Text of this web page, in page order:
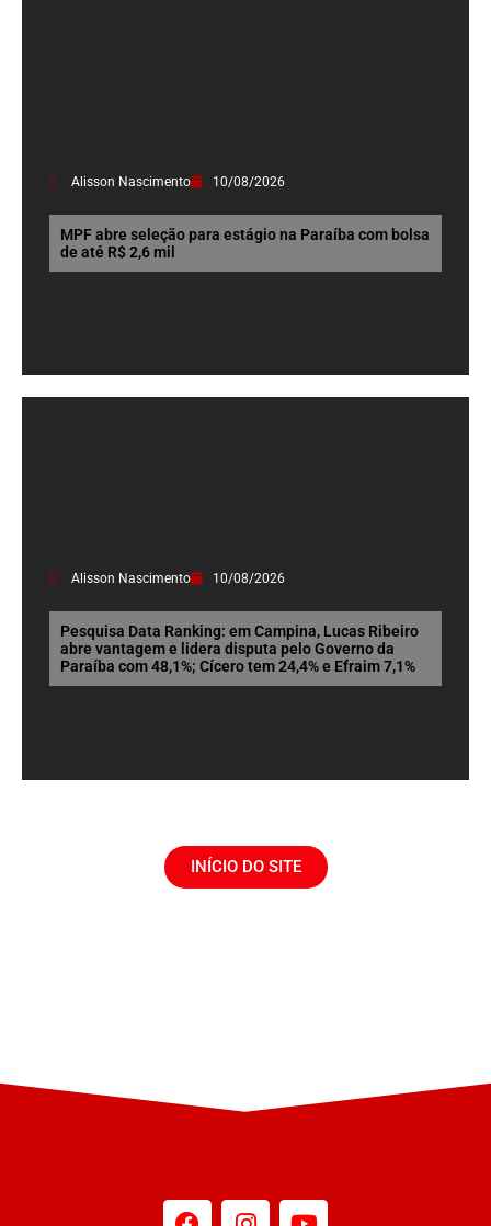
Alisson Nascimento 10/08/2026
MPF abre seleção para estágio na Paraíba com bolsa
de até R$ 2,6 mil
Alisson Nascimento 10/08/2026
Pesquisa Data Ranking: em Campina, Lucas Ribeiro
abre vantagem e lidera disputa pelo Governo da
Paraíba com 48,1%; Cícero tem 24,4% e Efraim 7,1%
INÍCIO DO SITE